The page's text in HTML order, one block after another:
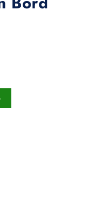
3in1 Full Color Module